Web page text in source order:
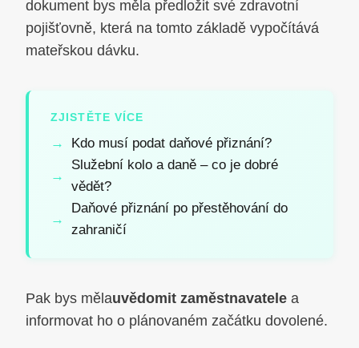
dokument bys měla předložit své zdravotní
pojišťovně, která na tomto základě vypočítává
mateřskou dávku.
ZJISTĚTE VÍCE
Kdo musí podat daňové přiznání?
Služební kolo a daně – co je dobré
vědět?
Daňové přiznání po přestěhování do
zahraničí
Pak bys mělauvědomit zaměstnavatele a
informovat ho o plánovaném začátku dovolené.